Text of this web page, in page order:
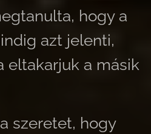
hogy a
azt jelenti,
eltakarjuk a másik
szeretet, hogy